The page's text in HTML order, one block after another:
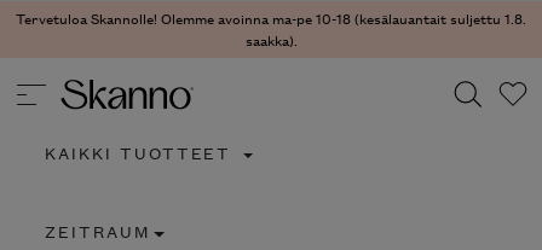
Tervetuloa Skannolle! Olemme avoinna ma-pe 10-18 (kesälauantait suljettu 1.8.
saakka).
Type 2 or more characters for results.
KAIKKI TUOTTEET
ZEITRAUM